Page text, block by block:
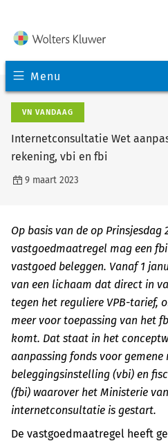
Menu
VN VANDAAG
Internetconsultatie Wet
rekening, vbi en fbi
9 maart 2023
Op basis van de op Prinsjesdag
vastgoedmaatregel mag een
vastgoed beleggen. Vanaf 1
van een lichaam dat direct in
tegen het reguliere VPB-tarief,
meer voor toepassing van het
komt. Dat staat in het
aanpassing fonds voor
beleggingsinstelling (vbi) en
(fbi) waarover het Ministerie
internetconsultatie is gestart.
De vastgoedmaatregel heeft